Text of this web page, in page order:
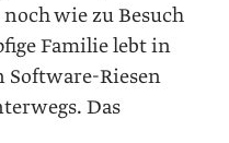
wie zu Besuch
­Familie lebt in
Software-Riesen
Das